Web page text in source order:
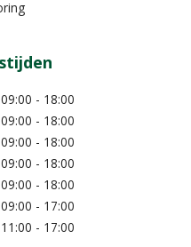
09:00 - 18:00
09:00 - 18:00
09:00 - 18:00
09:00 - 18:00
09:00 - 18:00
09:00 - 17:00
11:00 - 17:00